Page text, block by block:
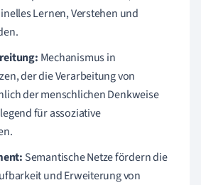
Lernen, Verstehen und
Mechanismus in
der die Verarbeitung von
der menschlichen Denkweise
für assoziative
Semantische Netze fördern die
und Erweiterung von